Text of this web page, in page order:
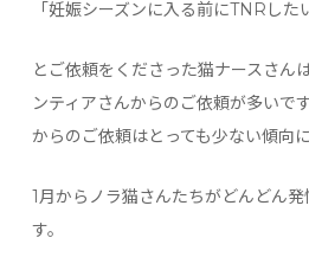
「妊娠シーズンに入る前にTNRした
とご依頼をくださった猫ナースさん
ンティアさんからのご依頼が多いで
からのご依頼はとっても少ない傾向に
1月からノラ猫さんたちがどんどん
す。